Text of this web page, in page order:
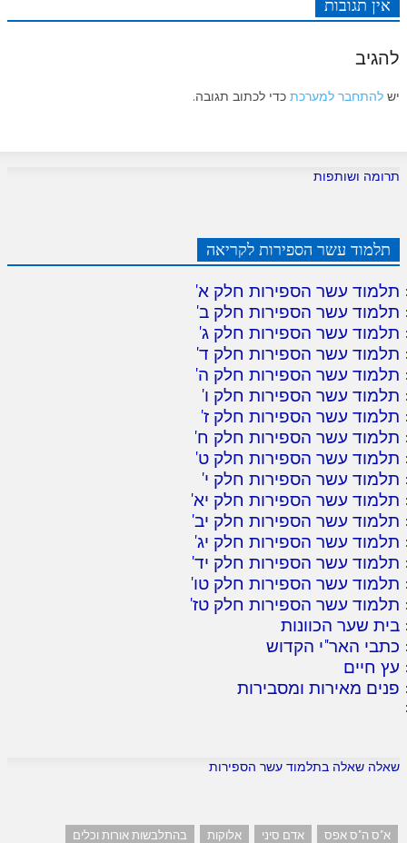
אין תגובות
להגיב
יש להתחבר למערכת כדי לכתוב תגובה.
תרומה ושותפות
תלמוד עשר הספירות לקריאה
תלמוד עשר הספירות חלק א'
תלמוד עשר הספירות חלק ב'
תלמוד עשר הספירות חלק ג'
תלמוד עשר הספירות חלק ד'
תלמוד עשר הספירות חלק ה'
תלמוד עשר הספירות חלק ו'
תלמוד עשר הספירות חלק ז'
תלמוד עשר הספירות חלק ח'
תלמוד עשר הספירות חלק ט'
תלמוד עשר הספירות חלק י'
תלמוד עשר הספירות חלק יא'
תלמוד עשר הספירות חלק יב'
תלמוד עשר הספירות חלק יג'
תלמוד עשר הספירות חלק יד'
תלמוד עשר הספירות חלק טו'
תלמוד עשר הספירות חלק טז'
בית שער הכוונות
כתבי האר"י הקדוש
עץ חיים
פנים מאירות ומסבירות
שאלה שאלה בתלמוד עשר הספירות
א"ס ה"ס אפס אדם סיני אלוקות
בהתלבשות אורות וכלים